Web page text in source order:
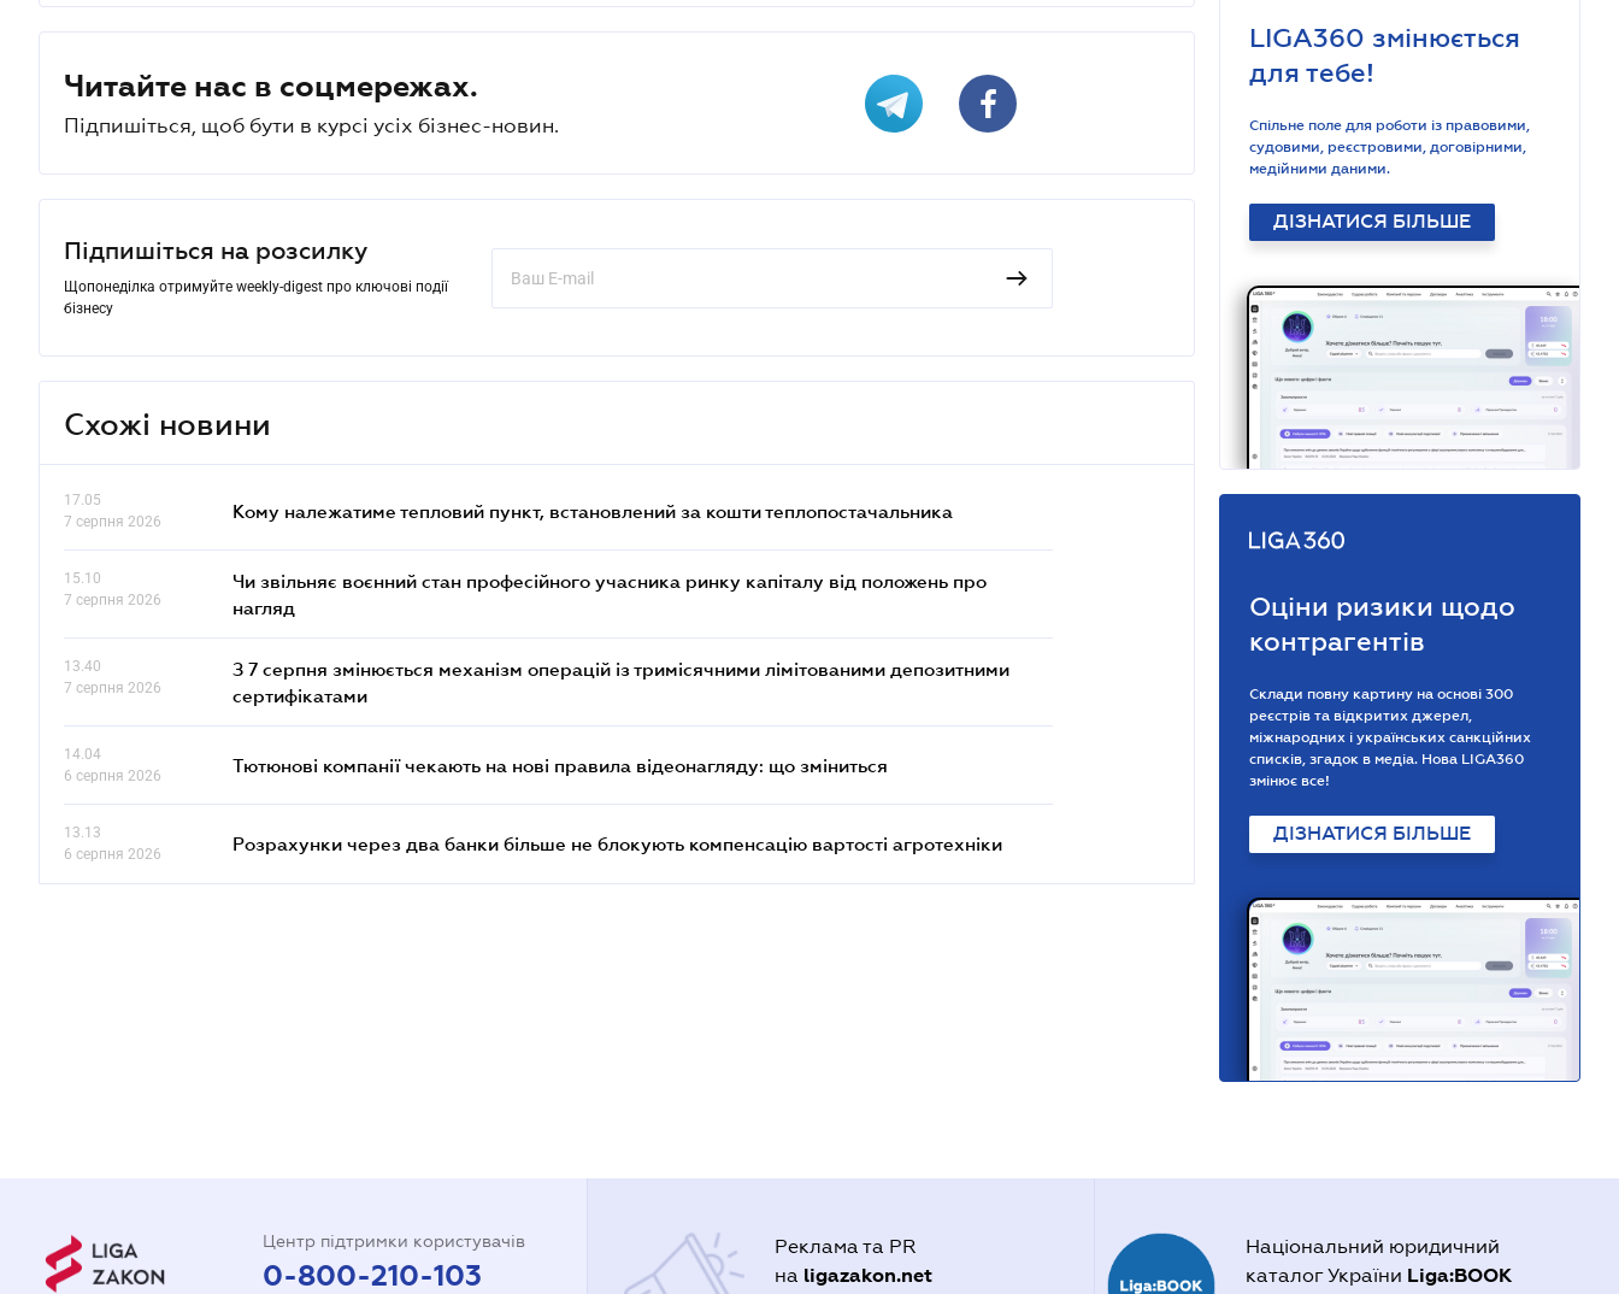
Читайте нас в соцмережах.
Підпишіться, щоб бути в курсі усіх бізнес-новин.
Підпишіться на розсилку
Щопонеділка отримуйте weekly-digest про ключові події
бізнесу
Схожі новини
17.05
7 серпня 2026
Кому належатиме тепловий пункт, встановлений за кошти теплопостачальника
15.10
7 серпня 2026
Чи звільняє воєнний стан професійного учасника ринку капіталу від положень про
нагляд
13.40
7 серпня 2026
З 7 серпня змінюється механізм операцій із тримісячними лімітованими депозитними
сертифікатами
14.04
6 серпня 2026
Тютюнові компанії чекають на нові правила відеонагляду: що зміниться
13.13
6 серпня 2026
Розрахунки через два банки більше не блокують компенсацію вартості агротехніки
LIGA360 змінюється
для тебе!
Спільне поле для роботи із правовими,
судовими, реєстровими, договірними,
медійними даними.
ДІЗНАТИСЯ БІЛЬШЕ
Оціни ризики щодо
контрагентів
Склади повну картину на основі 300
реєстрів та відкритих джерел,
міжнародних і українських санкційних
списків, згадок в медіа. Нова LIGA360
змінює все!
ДІЗНАТИСЯ БІЛЬШЕ
Центр підтримки користувачів
0-800-210-103
Реклама та PR
на ligazakon.net
Національний юридичний
каталог України Liga:BOOK